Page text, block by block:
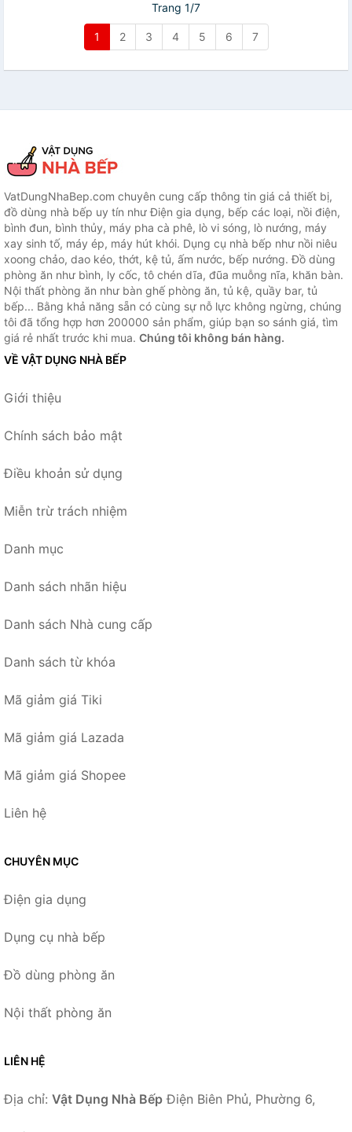
Trang 1/7
1 2 3 4 5 6 7
VatDungNhaBep.com chuyên cung cấp thông tin giá cả thiết bị,
đồ dùng nhà bếp uy tín như Điện gia dụng, bếp các loại, nồi điện,
bình đun, bình thủy, máy pha cà phê, lò vi sóng, lò nướng, máy
xay sinh tố, máy ép, máy hút khói. Dụng cụ nhà bếp như nồi niêu
xoong chảo, dao kéo, thớt, kệ tủ, ấm nước, bếp nướng. Đồ dùng
phòng ăn như bình, ly cốc, tô chén dĩa, đũa muỗng nĩa, khăn bàn.
Nội thất phòng ăn như bàn ghế phòng ăn, tủ kệ, quầy bar, tủ
bếp... Bằng khả năng sẵn có cùng sự nỗ lực không ngừng, chúng
tôi đã tổng hợp hơn 200000 sản phẩm, giúp bạn so sánh giá, tìm
giá rẻ nhất trước khi mua. Chúng tôi không bán hàng.
VỀ VẬT DỤNG NHÀ BẾP
Giới thiệu
Chính sách bảo mật
Điều khoản sử dụng
Miễn trừ trách nhiệm
Danh mục
Danh sách nhãn hiệu
Danh sách Nhà cung cấp
Danh sách từ khóa
Mã giảm giá Tiki
Mã giảm giá Lazada
Mã giảm giá Shopee
Liên hệ
CHUYÊN MỤC
Điện gia dụng
Dụng cụ nhà bếp
Đồ dùng phòng ăn
Nội thất phòng ăn
LIÊN HỆ
Địa chỉ: Vật Dụng Nhà Bếp Điện Biên Phủ, Phường 6,